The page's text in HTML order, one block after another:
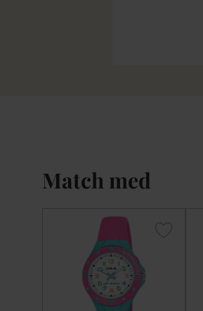
Match med